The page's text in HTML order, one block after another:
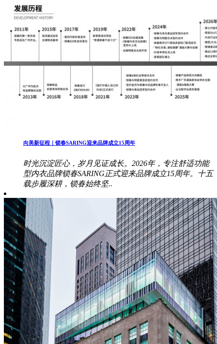
向美新征程｜锁春SARING迎来品牌成立15周年
时光沉淀匠心，岁月见证成长。2026年，专注舒适功能
型内衣品牌锁春SARING正式迎来品牌成立15周年。十五
载步履深耕，锁春始终坚..